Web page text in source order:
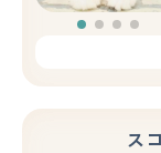
ス